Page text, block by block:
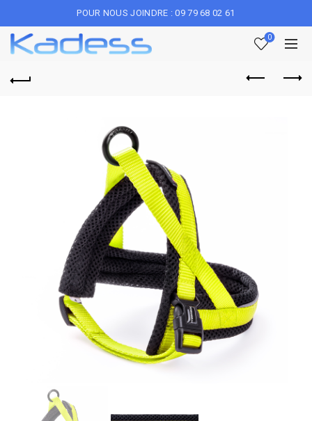
POUR NOUS JOINDRE : 09 79 68 02 61
0